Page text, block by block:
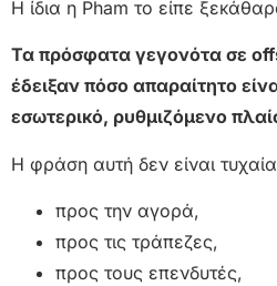
Η ίδια η Pham το είπε
Τα πρόσφατα γεγονότα σε
έδειξαν πόσο απαραίτητο
εσωτερικό, ρυθμιζόμενο
H φράση αυτή δεν είναι
προς την αγορά,
προς τις τράπεζες,
προς τους επενδυτές,